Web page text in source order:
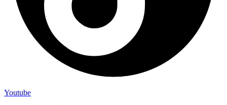
Youtube